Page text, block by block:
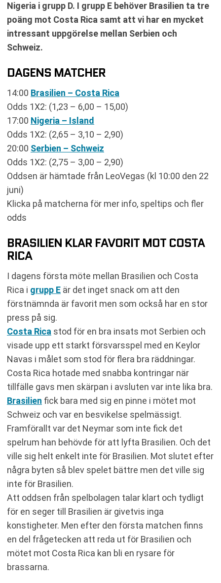
Nigeria i grupp D. I grupp E behöver Brasilien ta tre
poäng mot Costa Rica samt att vi har en mycket
intressant uppgörelse mellan Serbien och
Schweiz.
DAGENS MATCHER
14:00 Brasilien – Costa Rica
Odds 1X2: (1,23 – 6,00 – 15,00)
17:00 Nigeria – Island
Odds 1X2: (2,65 – 3,10 – 2,90)
20:00 Serbien – Schweiz
Odds 1X2: (2,75 – 3,00 – 2,90)
Oddsen är hämtade från LeoVegas (kl 10:00 den 22
juni)
Klicka på matcherna för mer info, speltips och fler
odds
BRASILIEN KLAR FAVORIT MOT COSTA
RICA
I dagens första möte mellan Brasilien och Costa
Rica i grupp E är det inget snack om att den
förstnämnda är favorit men som också har en stor
press på sig.
Costa Rica stod för en bra insats mot Serbien och
visade upp ett starkt försvarsspel med en Keylor
Navas i målet som stod för flera bra räddningar.
Costa Rica hotade med snabba kontringar när
tillfälle gavs men skärpan i avsluten var inte lika bra.
Brasilien fick bara med sig en pinne i mötet mot
Schweiz och var en besvikelse spelmässigt.
Framförallt var det Neymar som inte fick det
spelrum han behövde för att lyfta Brasilien. Och det
ville sig helt enkelt inte för Brasilien. Mot slutet efter
några byten så blev spelet bättre men det ville sig
inte för Brasilien.
Att oddsen från spelbolagen talar klart och tydligt
för en seger till Brasilien är givetvis inga
konstigheter. Men efter den första matchen finns
en del frågetecken att reda ut för Brasilien och
mötet mot Costa Rica kan bli en rysare för
brassarna.